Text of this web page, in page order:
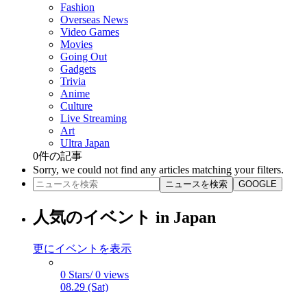
Fashion
Overseas News
Video Games
Movies
Going Out
Gadgets
Trivia
Anime
Culture
Live Streaming
Art
Ultra Japan
0件の記事
Sorry, we could not find any articles matching your filters.
ニュースを検索 GOOGLE
人気のイベント in Japan
更にイベントを表示
0 Stars/ 0 views
08.29 (Sat)